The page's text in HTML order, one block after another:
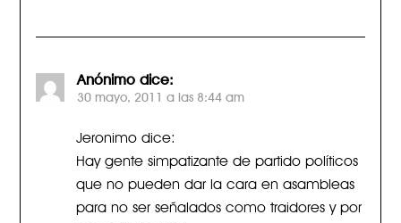
Anónimo dice:
30 mayo, 2011 a las 8:44 am
Jeronimo dice:
Hay gente simpatizante de partido políticos
que no pueden dar la cara en asambleas
para no ser señalados como traidores y por